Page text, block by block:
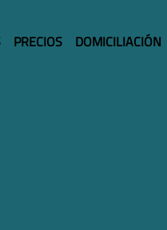
PRECIOS DOMICILIACIÓN